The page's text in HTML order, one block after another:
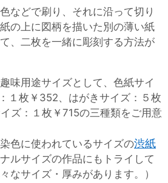
などで刷り、それに沿って切り
の上に図柄を描いた別の薄い紙
、二枚を一緒に彫刻する方法が
味用途サイズとして、色紙サイ
１枚￥352、はがきサイズ：５枚
ズ：１枚￥715の三種類をご用意
色に使われているサイズの渋紙
ルサイズの作品にもトライして
なサイズ・厚みがあります。）